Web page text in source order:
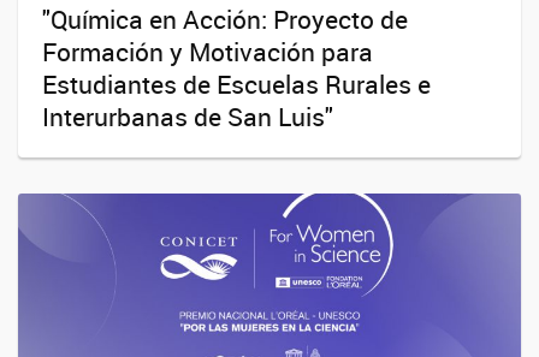
"Química en Acción: Proyecto de
Formación y Motivación para
Estudiantes de Escuelas Rurales e
Interurbanas de San Luis"